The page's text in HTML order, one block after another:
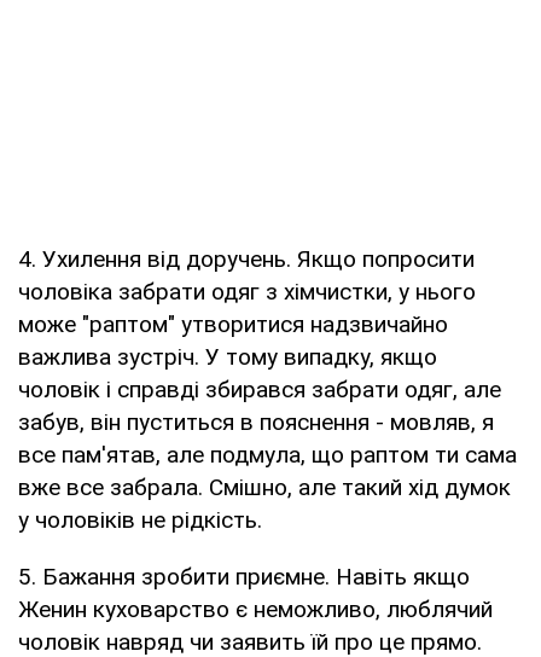
4. Ухилення від доручень. Якщо попросити
чоловіка забрати одяг з хімчистки, у нього
може "раптом" утворитися надзвичайно
важлива зустріч. У тому випадку, якщо
чоловік і справді збирався забрати одяг, але
забув, він пуститься в пояснення - мовляв, я
все пам'ятав, але подмула, що раптом ти сама
вже все забрала. Смішно, але такий хід думок
у чоловіків не рідкість.
5. Бажання зробити приємне. Навіть якщо
Женин куховарство є неможливо, люблячий
чоловік навряд чи заявить їй про це прямо.